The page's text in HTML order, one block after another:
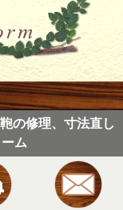
の修理、寸法直し
ム